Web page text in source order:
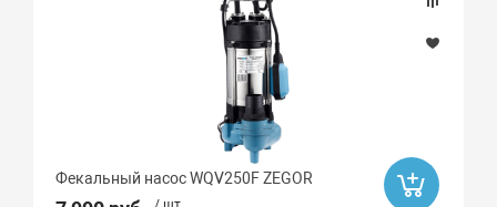
Фекальный насос WQV250F ZEGOR